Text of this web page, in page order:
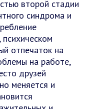
второй стадии
синдрома и
отпечаток на
на работе,
друзей
меняется и